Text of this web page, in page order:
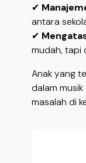
✔
antara
✔
mudah, tapi
Anak yang
dalam
masalah di